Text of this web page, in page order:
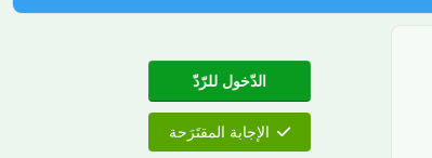
الدّخول للرّدّ
الإجابة المقتَرَحة